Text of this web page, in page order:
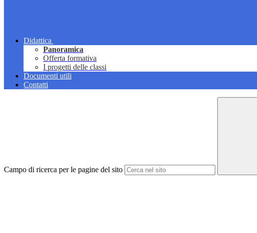
Didattica
Panoramica
Offerta formativa
I progetti delle classi
Documenti utili
Contatti
Campo di ricerca per le pagine del sito